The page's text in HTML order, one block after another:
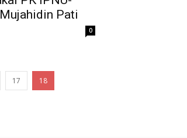
Pati
0
17 18